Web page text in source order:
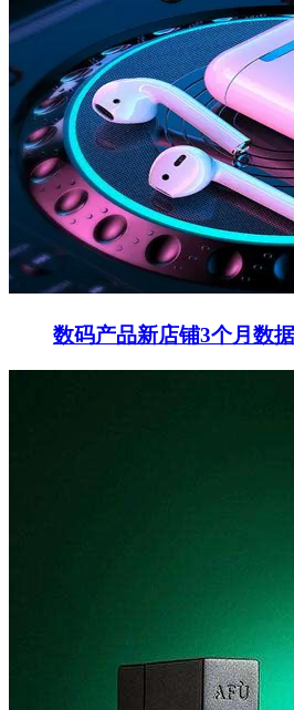
数码产品新店铺3个月数